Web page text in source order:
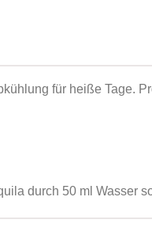
für heiße Tage.
durch 50 ml Wasser